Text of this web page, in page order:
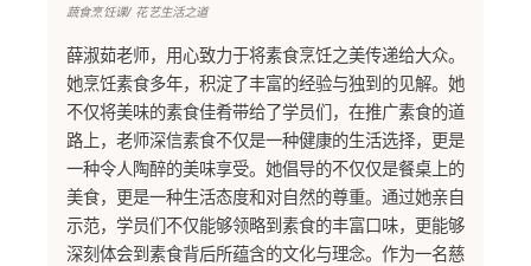
蔬食烹饪课/ 花艺生活之道
薛淑茹老师，用心致力于将素食烹饪之美传递给大众。
她烹饪素食多年，积淀了丰富的经验与独到的见解。她
不仅将美味的素食佳肴带给了学员们，在推广素食的道
路上，老师深信素食不仅是一种健康的生活选择，更是
一种令人陶醉的美味享受。她倡导的不仅仅是餐桌上的
美食，更是一种生活态度和对自然的尊重。通过她亲自
示范，学员们不仅能够领略到素食的丰富口味，更能够
深刻体会到素食背后所蕴含的文化与理念。作为一名慈